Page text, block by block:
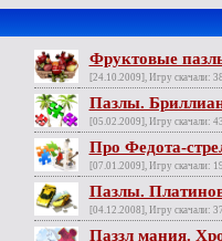
Фруктовые
[24.10.2009], Игру скачали:
Пазлы.
[05.02.2009], Игру скачали:
Про Федота-
[07.01.2009], Игру скачали:
Пазлы.
[04.12.2008], Игру скачали:
Паззл мания.